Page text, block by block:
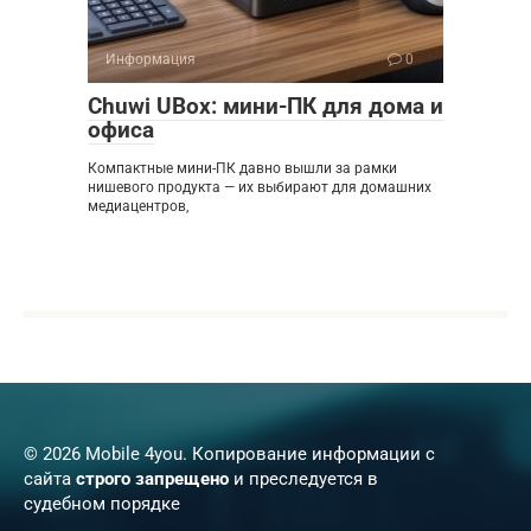
Информация 0
Chuwi UBox: мини-ПК для дома и
офиса
Компактные мини-ПК давно вышли за рамки
нишевого продукта — их выбирают для домашних
медиацентров,
© 2026 Mobile 4you. Копирование информации с
сайта строго запрещено и преследуется в
судебном порядке